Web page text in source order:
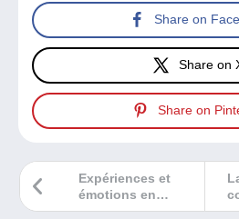
Share on
Share on
Share on
Expériences et
émotions en
bande dessinées !